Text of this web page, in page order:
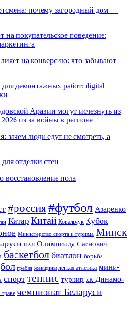
почему загородный дом —
на покупательское поведение:
на конверсию: что забывают
демонтажных работ: digital-
Аравии могут исчезнуть из
из-за войны в регионе
зачем люди едут не смотреть, а
отделки стен
пола
#россия#футбол Азаренко
Катар Китай Ковальчук Кубок
Министерство спорта и туризма Минск
НХЛ Олимпиада Саснович
баскетбол биатлон борьба
гребля женщины легкая атлетика мини-
спорт теннис турнир хк Динамо-
траве чемпионат Беларуси